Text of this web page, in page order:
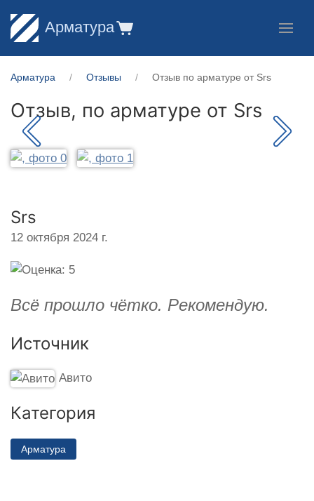
Арматура
Арматура Отзывы Отзыв по арматуре от Srs
Отзыв, по арматуре от Srs
Srs
12 октября 2024 г.
Всё прошло чётко. Рекомендую.
Источник
Авито
Категория
Арматура